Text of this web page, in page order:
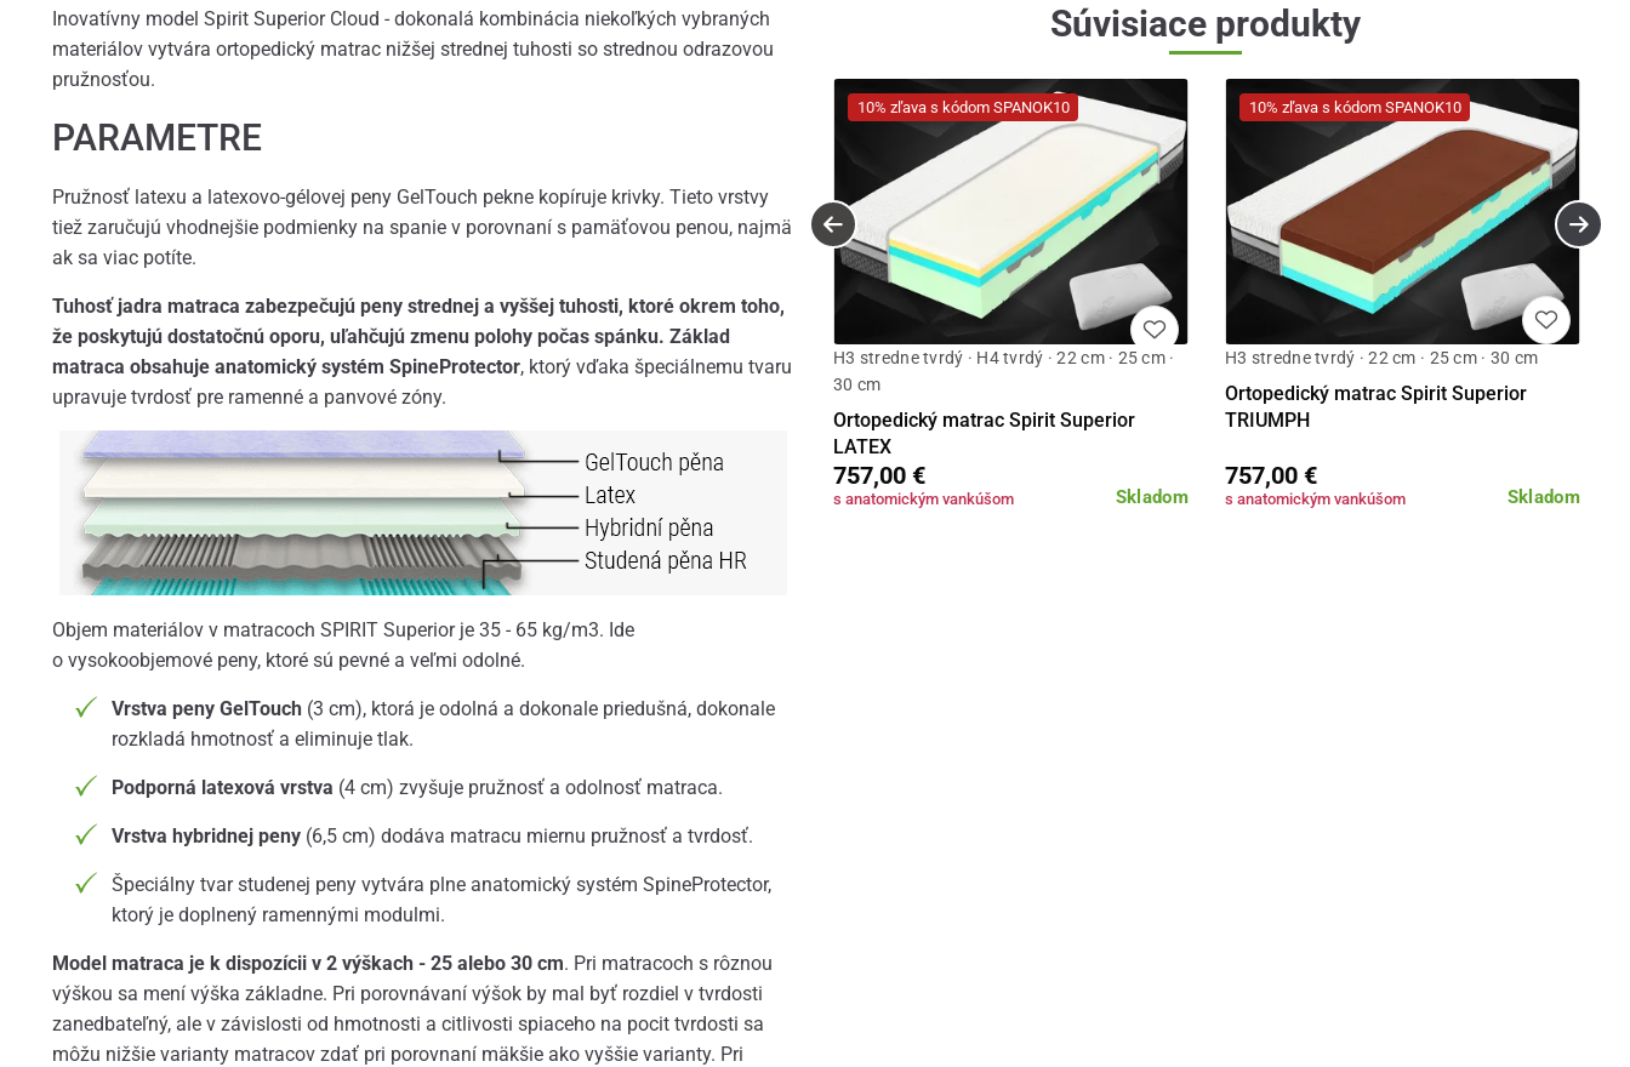
Inovatívny model Spirit Superior Cloud - dokonalá kombinácia niekoľkých vybraných
materiálov vytvára ortopedický matrac nižšej strednej tuhosti so strednou odrazovou
pružnosťou.
PARAMETRE
Pružnosť latexu a latexovo-gélovej peny GelTouch pekne kopíruje krivky. Tieto vrstvy
tiež zaručujú vhodnejšie podmienky na spanie v porovnaní s pamäťovou penou, najmä
ak sa viac potíte.
Tuhosť jadra matraca zabezpečujú peny strednej a vyššej tuhosti, ktoré okrem toho,
že poskytujú dostatočnú oporu, uľahčujú zmenu polohy počas spánku. Základ
matraca obsahuje anatomický systém SpineProtector, ktorý vďaka špeciálnemu tvaru
upravuje tvrdosť pre ramenné a panvové zóny.
Objem materiálov v matracoch SPIRIT Superior je 35 - 65 kg/m3. Ide
o vysokoobjemové peny, ktoré sú pevné a veľmi odolné.
Vrstva peny GelTouch(3 cm), ktorá je odolná a dokonale priedušná, dokonale
rozkladá hmotnosť a eliminuje tlak.
Podporná latexová vrstva (4 cm) zvyšuje pružnosť a odolnosť matraca.
Vrstva hybridnej peny(6,5 cm) dodáva matracu miernu pružnosť a tvrdosť.
Špeciálny tvar studenej peny vytvára plne anatomický systém SpineProtector,
ktorý je doplnený ramennými modulmi.
Model matraca je k dispozícii v 2 výškach - 25 alebo 30 cm. Pri matracoch s rôznou
výškou sa mení výška základne. Pri porovnávaní výšok by mal byť rozdiel v tvrdosti
zanedbateľný, ale v závislosti od hmotnosti a citlivosti spiaceho na pocit tvrdosti sa
môžu nižšie varianty matracov zdať pri porovnaní mäkšie ako vyššie varianty. Pri
Súvisiace produkty
10% zľava s kódom SPANOK10
H3 stredne tvrdý · H4 tvrdý · 22 cm · 25 cm ·
30 cm
Ortopedický matrac Spirit Superior
LATEX
Skladom
757,00 €
s anatomickým vankúšom
10% zľava s kódom SPANOK10
H3 stredne tvrdý · 22 cm · 25 cm · 30 cm
Ortopedický matrac Spirit Superior
TRIUMPH
Skladom
757,00 €
s anatomickým vankúšom